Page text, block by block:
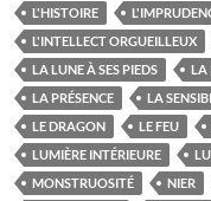
L'HISTOIRE
L'INTELLECT ORGUEILLEUX
LA LUNE À SES PIEDS
LA
LA PRÉSENCE
LA
LE DRAGON
LE FEU
LUMIÈRE INTÉRIEURE
MONSTRUOSITÉ
NIER